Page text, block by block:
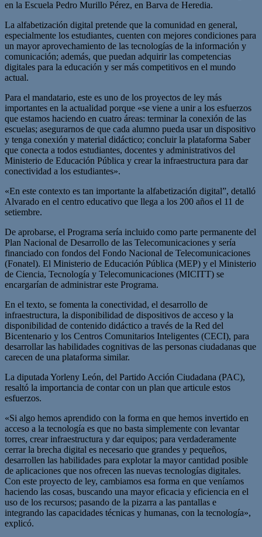
en la Escuela Pedro Murillo Pérez, en Barva de Heredia.
La alfabetización digital pretende que la comunidad en general,
especialmente los estudiantes, cuenten con mejores condiciones para
un mayor aprovechamiento de las tecnologías de la información y
comunicación; además, que puedan adquirir las competencias
digitales para la educación y ser más competitivos en el mundo
actual.
Para el mandatario, este es uno de los proyectos de ley más
importantes en la actualidad porque «se viene a unir a los esfuerzos
que estamos haciendo en cuatro áreas: terminar la conexión de las
escuelas; asegurarnos de que cada alumno pueda usar un dispositivo
y tenga conexión y material didáctico; concluir la plataforma Saber
que conecta a todos estudiantes, docentes y administrativos del
Ministerio de Educación Pública y crear la infraestructura para dar
conectividad a los estudiantes».
«En este contexto es tan importante la alfabetización digital”, detalló
Alvarado en el centro educativo que llega a los 200 años el 11 de
setiembre.
De aprobarse, el Programa sería incluido como parte permanente del
Plan Nacional de Desarrollo de las Telecomunicaciones y sería
financiado con fondos del Fondo Nacional de Telecomunicaciones
(Fonatel). El Ministerio de Educación Pública (MEP) y el Ministerio
de Ciencia, Tecnología y Telecomunicaciones (MICITT) se
encargarían de administrar este Programa.
En el texto, se fomenta la conectividad, el desarrollo de
infraestructura, la disponibilidad de dispositivos de acceso y la
disponibilidad de contenido didáctico a través de la Red del
Bicentenario y los Centros Comunitarios Inteligentes (CECI), para
desarrollar las habilidades cognitivas de las personas ciudadanas que
carecen de una plataforma similar.
La diputada Yorleny León, del Partido Acción Ciudadana (PAC),
resaltó la importancia de contar con un plan que articule estos
esfuerzos.
«Si algo hemos aprendido con la forma en que hemos invertido en
acceso a la tecnología es que no basta simplemente con levantar
torres, crear infraestructura y dar equipos; para verdaderamente
cerrar la brecha digital es necesario que grandes y pequeños,
desarrollen las habilidades para explotar la mayor cantidad posible
de aplicaciones que nos ofrecen las nuevas tecnologías digitales.
Con este proyecto de ley, cambiamos esa forma en que veníamos
haciendo las cosas, buscando una mayor eficacia y eficiencia en el
uso de los recursos; pasando de la pizarra a las pantallas e
integrando las capacidades técnicas y humanas, con la tecnología»,
explicó.